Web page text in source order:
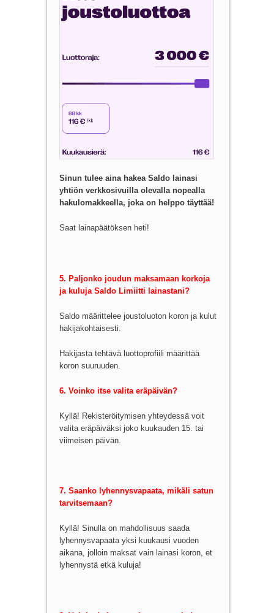
Sinun tulee aina hakea Saldo lainasi
yhtiön verkkosivuilla olevalla nopealla
hakulomakkeella, joka on helppo täyttää!
Saat lainapäätöksen heti!
5. Paljonko joudun maksamaan korkoja
ja kuluja Saldo Limiitti lainastani?
Saldo määrittelee joustoluoton koron ja kulut
hakijakohtaisesti.
Hakijasta tehtävä luottoprofiili määrittää
koron suuruuden.
6. Voinko itse valita eräpäivän?
Kyllä! Rekisteröitymisen yhteydessä voit
valita eräpäiväksi joko kuukauden 15. tai
viimeisen päivän.
7. Saanko lyhennysvapaata, mikäli satun
tarvitsemaan?
Kyllä! Sinulla on mahdollisuus saada
lyhennysvapaata yksi kuukausi vuoden
aikana, jolloin maksat vain lainasi koron, et
lyhennystä etkä kuluja!